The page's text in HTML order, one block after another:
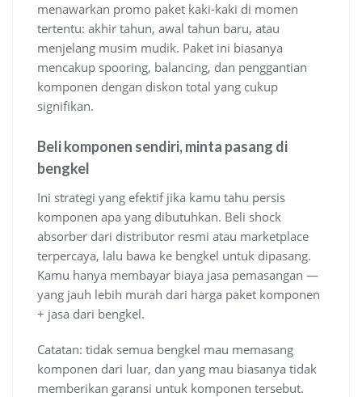
menawarkan promo paket kaki-kaki di momen
tertentu: akhir tahun, awal tahun baru, atau
menjelang musim mudik. Paket ini biasanya
mencakup spooring, balancing, dan penggantian
komponen dengan diskon total yang cukup
signifikan.
Beli komponen sendiri, minta pasang di
bengkel
Ini strategi yang efektif jika kamu tahu persis
komponen apa yang dibutuhkan. Beli shock
absorber dari distributor resmi atau marketplace
terpercaya, lalu bawa ke bengkel untuk dipasang.
Kamu hanya membayar biaya jasa pemasangan —
yang jauh lebih murah dari harga paket komponen
+ jasa dari bengkel.
Catatan: tidak semua bengkel mau memasang
komponen dari luar, dan yang mau biasanya tidak
memberikan garansi untuk komponen tersebut.